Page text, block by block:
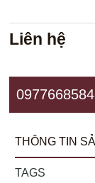
Liên hệ
0977668584
THÔNG TIN
TAGS